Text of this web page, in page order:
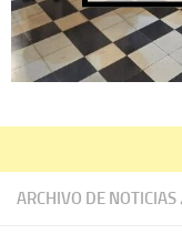
ARCHIVO DE NOTICIAS